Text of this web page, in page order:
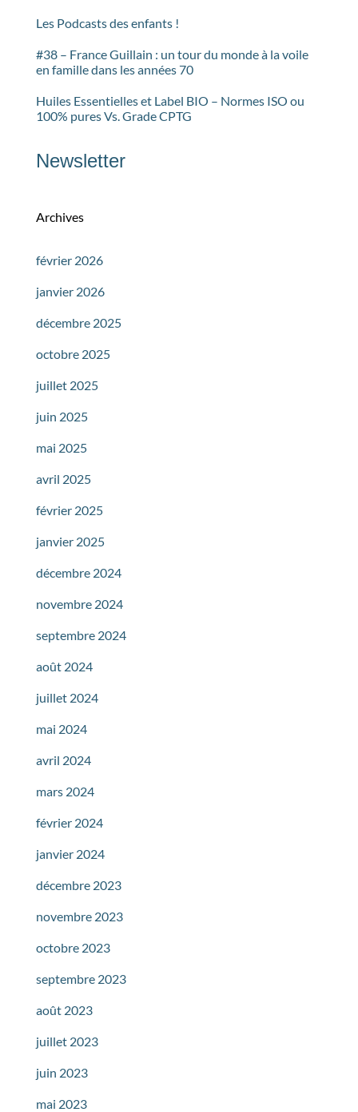
Les Podcasts des enfants !
#38 – France Guillain : un tour du monde à la voile
en famille dans les années 70
Huiles Essentielles et Label BIO – Normes ISO ou
100% pures Vs. Grade CPTG
Newsletter
Archives
février 2026
janvier 2026
décembre 2025
octobre 2025
juillet 2025
juin 2025
mai 2025
avril 2025
février 2025
janvier 2025
décembre 2024
novembre 2024
septembre 2024
août 2024
juillet 2024
mai 2024
avril 2024
mars 2024
février 2024
janvier 2024
décembre 2023
novembre 2023
octobre 2023
septembre 2023
août 2023
juillet 2023
juin 2023
mai 2023